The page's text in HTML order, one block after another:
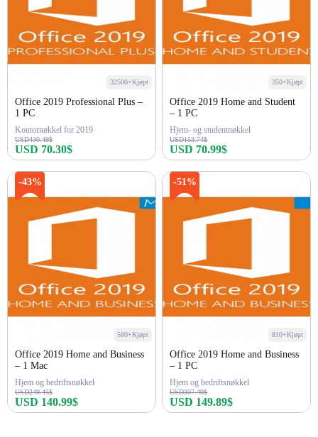
32500+Kjøpt
Office 2019 Professional Plus –
1 PC
Kontornøkkel for 2019
USD430.49$
USD 70.30$
350+Kjøpt
Office 2019 Home and Student
– 1 PC
Hjem- og studentnøkkel
USD153.74$
USD 70.99$
-43%
580+Kjøpt
Office 2019 Home and Business
– 1 Mac
Hjem og bedriftsnøkkel
USD249.45$
USD 140.99$
-51%
810+Kjøpt
Office 2019 Home and Business
– 1 PC
Hjem og bedriftsnøkkel
USD307.49$
USD 149.89$